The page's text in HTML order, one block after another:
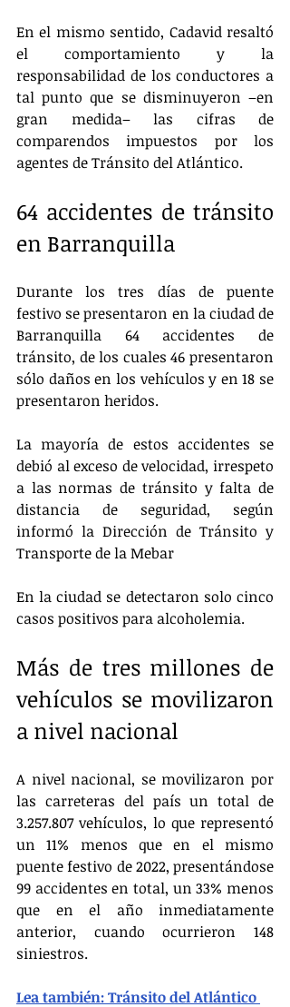
En el mismo sentido, Cadavid resaltó
el comportamiento y la
responsabilidad de los conductores a
tal punto que se disminuyeron –en
gran medida– las cifras de
comparendos impuestos por los
agentes de Tránsito del Atlántico.
64 accidentes de tránsito
en Barranquilla
Durante los tres días de puente
festivo se presentaron en la ciudad de
Barranquilla 64 accidentes de
tránsito, de los cuales 46 presentaron
sólo daños en los vehículos y en 18 se
presentaron heridos.
La mayoría de estos accidentes se
debió al exceso de velocidad, irrespeto
a las normas de tránsito y falta de
distancia de seguridad, según
informó la Dirección de Tránsito y
Transporte de la Mebar
En la ciudad se detectaron solo cinco
casos positivos para alcoholemia.
Más de tres millones de
vehículos se movilizaron
a nivel nacional
A nivel nacional, se movilizaron por
las carreteras del país un total de
3.257.807 vehículos, lo que representó
un 11% menos que en el mismo
puente festivo de 2022, presentándose
99 accidentes en total, un 33% menos
que en el año inmediatamente
anterior, cuando ocurrieron 148
siniestros.
Lea también: Tránsito del Atlántico